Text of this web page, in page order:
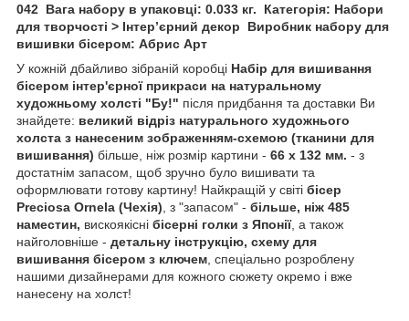
042 Вага набору в упаковці: 0.033 кг.
Категорія: Набори
для творчості > Інтерʼєрний декор
Виробник набору для
вишивки бісером: Абрис Арт
У кожній дбайливо зібраній коробці Набір для вишивання
бісером інтер'єрної прикраси на натуральному
художньому холсті "Бу!" після придбання та доставки Ви
знайдете: великий відріз натурального художнього
холста з нанесеним зображенням-схемою (тканини для
вишивання) більше, ніж розмір картини - 66 х 132 мм. - з
достатнім запасом, щоб зручно було вишивати та
оформлювати готову картину! Найкращій у світі бісер
Preciosa Ornela (Чехія) , з "запасом" - більше, ніж 485
наместин, вискоякісні бісерні голки з Японії, а також
найголовніше - детальну інструкцію, схему для
вишивання бісером з ключем , спеціально розроблену
нашими дизайнерами для кожного сюжету окремо і вже
нанесену на холст!